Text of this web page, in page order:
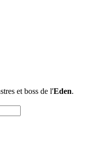
et boss de l'Eden.